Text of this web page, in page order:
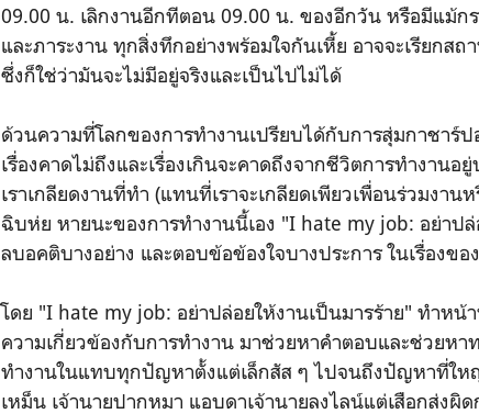
09.00 น. เลิกงานอีกทีตอน 09.00 น. ของอีกวัน หรือมีแม้กร
และภาระงาน ทุกสิ่งทึกอย่างพร้อมใจกันเหี้ย อาจจะเรียก
ซึ่งก็ใช่ว่ามันจะไม่มีอยู่จริงและเป็นไปไม่ได้
ด้วนความที่โลกของการทำงานเปรียบได้กับการสุ่มกาชาร์
เรื่องคาดไม่ถึงและเรื่องเกินจะคาดถึงจากชีวิตการทำงาน
เราเกลียดงานที่ทำ (แทนที่เราจะเกลียดเพียวเพื่อนร่วมงาน
ฉิบห่ย หายนะของการทำงานนี้เอง "I hate my job: อย่าป
ลบอคติบางอย่าง และตอบข้อข้องใจบางประการ ในเรื่องขอ
โดย "I hate my job: อย่าปล่อยให้งานเป็นมารร้าย" ทำหน้
ความเกี่ยวข้องกับการทำงาน มาช่วยหาคำตอบและช่วยห
ทำงานในแทบทุกปัญหาตั้งแต่เล็กสัส ๆ ไปจนถึงปัญหาที่ให
เหม็น เจ้านายปากหมา แอบดาเจ้านายลงไลน์แต่เสือกส่ง